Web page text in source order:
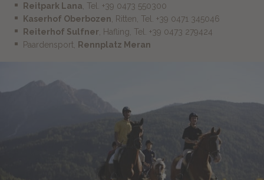
Reitpark Lana , Tel. +39 0473 550300
Kaserhof Oberbozen , Ritten, Tel. +39 0471 345046
Reiterhof Sulfner , Hafling, Tel. +39 0473 279424
Paardensport,
Rennplatz Meran